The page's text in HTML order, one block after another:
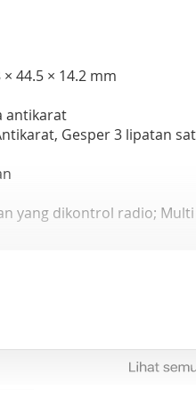
44.5 × 14.2 mm
antikarat
Gesper 3 lipatan
yang dikontrol radio; Multi
Sekrup Pengunci
zona waktu (48 kota +
musim panas aktif/